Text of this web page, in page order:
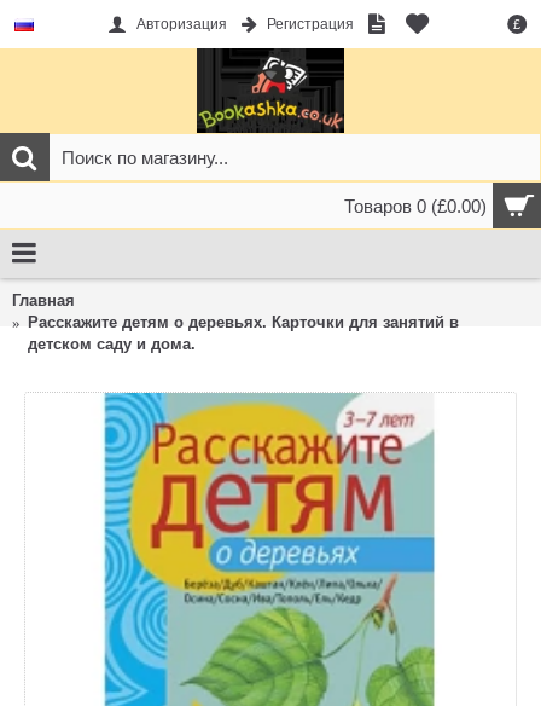
£
Авторизация Регистрация
Товаров 0 (£0.00)
Главная
Расскажите детям о деревьях. Карточки для занятий в
детском саду и дома.